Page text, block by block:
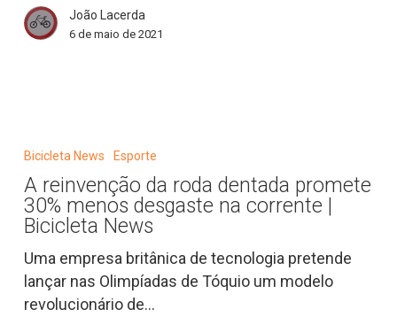
|
Bicicleta
João Lacerda
6 de maio de 2021
roda
dentada
promete
30%
menos
desgaste
Bicicleta News Esporte
A reinvenção da roda dentada promete
30% menos desgaste na corrente |
Bicicleta News
Uma empresa britânica de tecnologia pretende
lançar nas Olimpíadas de Tóquio um modelo
revolucionário de…